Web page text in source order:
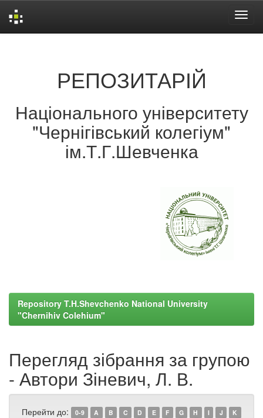
РЕПОЗИТАРІЙ
Національного університету
"Чернігівський колегіум"
ім.Т.Г.Шевченка
Repository T.H.Shevchenko National University
"Chernihiv Colehium"
Перегляд зібрання за групою
- Автори Зіневич, Л. В.
Перейти до: 0-9 A B C D E F G H I J
K